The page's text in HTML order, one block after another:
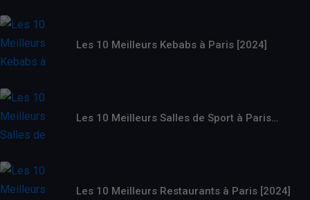
Les 10 Meilleurs Kebabs à Paris [2024]
Les 10 Meilleurs Salles de Sport à Paris…
Les 10 Meilleurs Restaurants à Paris [2024]